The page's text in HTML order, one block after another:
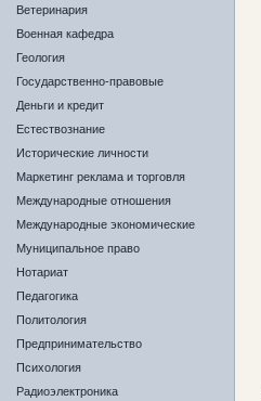
Ветеринария
Военная кафедра
Геология
Государственно-правовые
Деньги и кредит
Естествознание
Исторические личности
Маркетинг реклама и торговля
Международные отношения
Международные экономические
Муниципальное право
Нотариат
Педагогика
Политология
Предпринимательство
Психология
Радиоэлектроника